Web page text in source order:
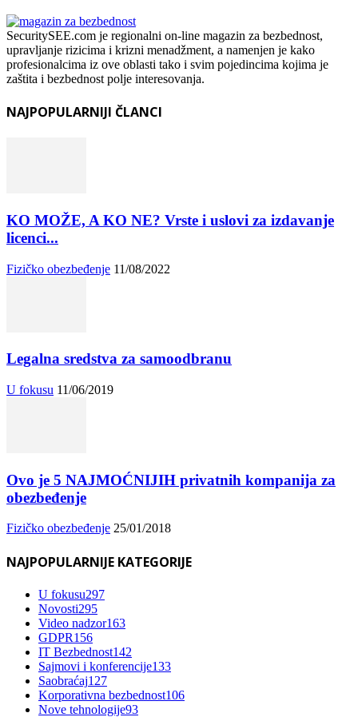
SecuritySEE.com je regionalni on-line magazin za bezbednost,
upravljanje rizicima i krizni menadžment, a namenjen je kako
profesionalcima iz ove oblasti tako i svim pojedincima kojima je
zaštita i bezbednost polje interesovanja.
NAJPOPULARNIJI ČLANCI
KO MOŽE, A KO NE? Vrste i uslovi za izdavanje
licenci...
Fizičko obezbeđenje 11/08/2022
Legalna sredstva za samoodbranu
U fokusu 11/06/2019
Ovo je 5 NAJMOĆNIJIH privatnih kompanija za
obezbeđenje
Fizičko obezbeđenje 25/01/2018
NAJPOPULARNIJE KATEGORIJE
U fokusu297
Novosti295
Video nadzor163
GDPR156
IT Bezbednost142
Sajmovi i konferencije133
Saobraćaj127
Korporativna bezbednost106
Nove tehnologije93